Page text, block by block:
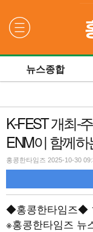
뉴스종합
K-FEST 개최-
ENM이 함께
홍콩한타임즈 2025-10-30
◆홍콩한타임즈◆
※홍콩한타임즈 뉴